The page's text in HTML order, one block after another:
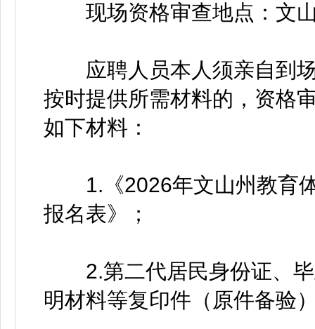
现场资格审查地点：文山
应聘人员本人须亲自到场
按时提供所需材料的，资格
如下材料：
1.《2026年文山州教育体
报名表》；
2.第二代居民身份证、毕
明材料等复印件（原件备验